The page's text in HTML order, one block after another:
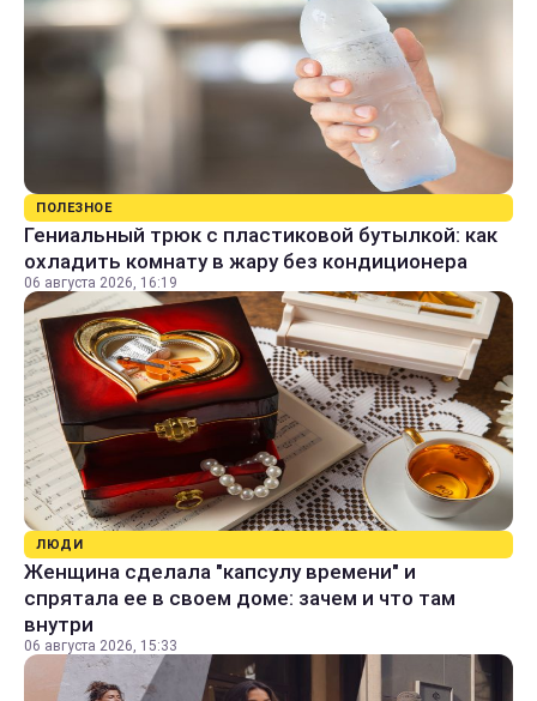
ПОЛЕЗНОЕ
Гениальный трюк с пластиковой бутылкой: как
охладить комнату в жару без кондиционера
06 августа 2026, 16:19
ЛЮДИ
Женщина сделала "капсулу времени" и
спрятала ее в своем доме: зачем и что там
внутри
06 августа 2026, 15:33